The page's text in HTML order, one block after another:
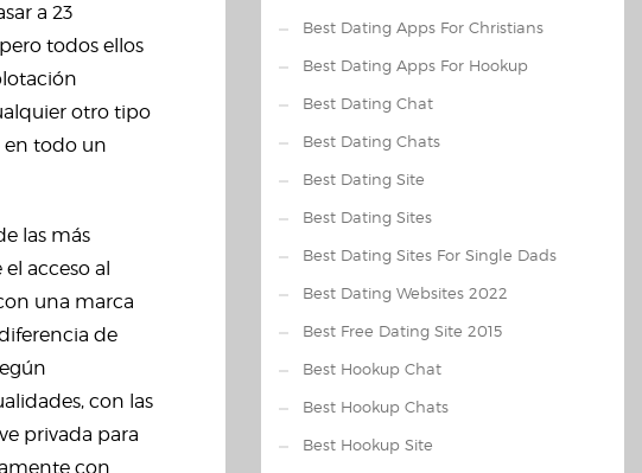
a 23
todos ellos
otro tipo
en todo un
las más
acceso al
una marca
de
con las
privada para
con
Best Dating Apps For Christians
Best Dating Apps For Hookup
Best Dating Chat
Best Dating Chats
Best Dating Site
Best Dating Sites
Best Dating Sites For Single Dads
Best Dating Websites 2022
Best Free Dating Site 2015
Best Hookup Chat
Best Hookup Chats
Best Hookup Site